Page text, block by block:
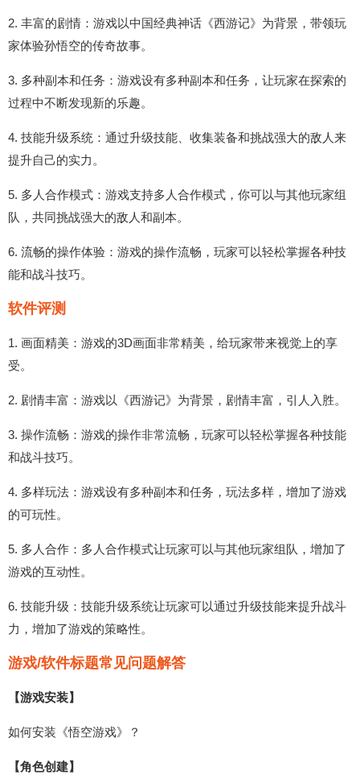
2. 丰富的剧情：游戏以中国经典神话《西游记》为背景，带领玩
家体验孙悟空的传奇故事。
3. 多种副本和任务：游戏设有多种副本和任务，让玩家在探索的
过程中不断发现新的乐趣。
4. 技能升级系统：通过升级技能、收集装备和挑战强大的敌人来
提升自己的实力。
5. 多人合作模式：游戏支持多人合作模式，你可以与其他玩家组
队，共同挑战强大的敌人和副本。
6. 流畅的操作体验：游戏的操作流畅，玩家可以轻松掌握各种技
能和战斗技巧。
软件评测
1. 画面精美：游戏的3D画面非常精美，给玩家带来视觉上的享
受。
2. 剧情丰富：游戏以《西游记》为背景，剧情丰富，引人入胜。
3. 操作流畅：游戏的操作非常流畅，玩家可以轻松掌握各种技能
和战斗技巧。
4. 多样玩法：游戏设有多种副本和任务，玩法多样，增加了游戏
的可玩性。
5. 多人合作：多人合作模式让玩家可以与其他玩家组队，增加了
游戏的互动性。
6. 技能升级：技能升级系统让玩家可以通过升级技能来提升战斗
力，增加了游戏的策略性。
游戏/软件标题常见问题解答
【游戏安装】
如何安装《悟空游戏》？
【角色创建】